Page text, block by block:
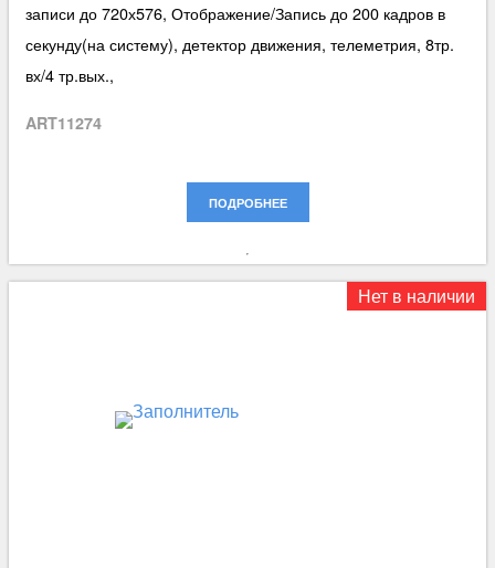
записи до 720х576, Отображение/Запись до 200 кадров в
секунду(на систему), детектор движения, телеметрия, 8тр.
вх/4 тр.вых.,
ART11274
ПОДРОБНЕЕ
Нет в наличии